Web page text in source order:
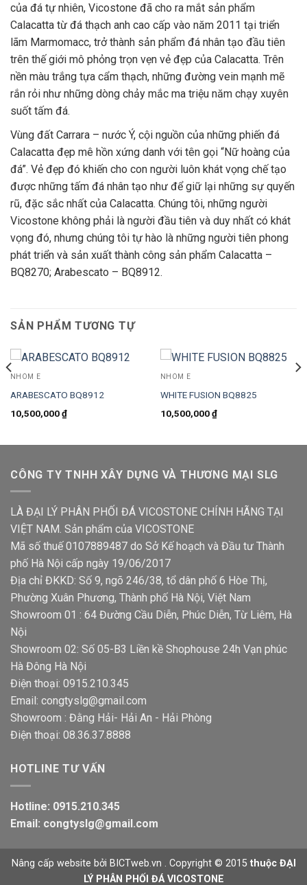
của đá tự nhiên, Vicostone đã cho ra mắt sản phẩm
Calacatta từ đá thạch anh cao cấp vào năm 2011 tại triển
lãm Marmomacc, trở thành sản phẩm đá nhân tạo đầu tiên
trên thế giới mô phỏng trọn vẹn vẻ đẹp của Calacatta. Trên
nền màu trắng tựa cẩm thạch, những đường vein mạnh mẽ
rắn rỏi như những dòng chảy mắc ma triệu năm chạy xuyên
suốt tấm đá.
Vùng đất Carrara – nước Ý, cội nguồn của những phiến đá
Calacatta đẹp mê hồn xứng danh với tên gọi “Nữ hoàng của
đá”. Vẻ đẹp đó khiến cho con người luôn khát vọng chế tạo
được những tấm đá nhân tạo như để giữ lại những sự quyến
rũ, đặc sắc nhất của Calacatta. Chúng tôi, những người
Vicostone không phải là người đầu tiên và duy nhất có khát
vọng đó, nhưng chúng tôi tự hào là những người tiên phong
phát triển và sản xuất thành công sản phẩm Calacatta –
BQ8270; Arabescato – BQ8912.
SẢN PHẨM TƯƠNG TỰ
NHÓM E
ARABESCATO BQ8912
10,500,000₫
NHÓM E
WHITE FUSION BQ8825
10,500,000₫
CÔNG TY TNHH XÂY DỰNG VÀ THƯƠNG MẠI SLG
LÀ ĐẠI LÝ PHÂN PHỐI ĐÁ VICOSTONE CHÍNH HÃNG TẠI
VIỆT NAM. Sản phẩm của VICOSTONE
Mã số thuế 0107889487 do Sở Kế hoạch và Đầu tư Thành
phố Hà Nội cấp ngày 19/06/2017
Địa chỉ ĐKKD: Số 9, ngõ 246/38, tổ dân phố 6 Hòe Thị,
Phường Xuân Phương, Thành phố Hà Nội, Việt Nam
Showroom 01 : 64 Đường Cầu Diễn, Phúc Diễn, Từ Liêm, Hà
Nội
Showroom 02: Số 05-B3 Liền kề Shophouse 24h Vạn phúc
Hà Đông Hà Nội
Điện thoại: 0915.210.345
Email: congtyslg@gmail.com
Showroom : Đằng Hải- Hải An - Hải Phòng
Điện thoại: 08.36.37.8888
HOTLINE TƯ VẤN
Hotline: 0915.210.345
Email: congtyslg@gmail.com
Nâng cấp website bởi BICTweb.vn . Copyright © 2015thuộc ĐẠI
LÝ PHÂN PHỐI ĐÁ VICOSTONE